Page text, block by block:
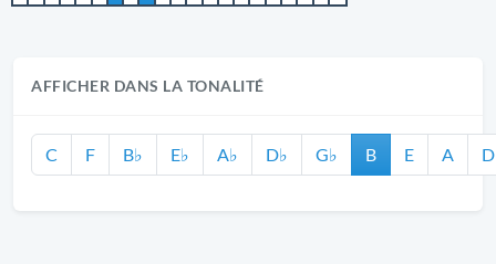
AFFICHER DANS LA TONALITÉ
C F B♭ E♭ A♭ D♭ G♭ B E A D